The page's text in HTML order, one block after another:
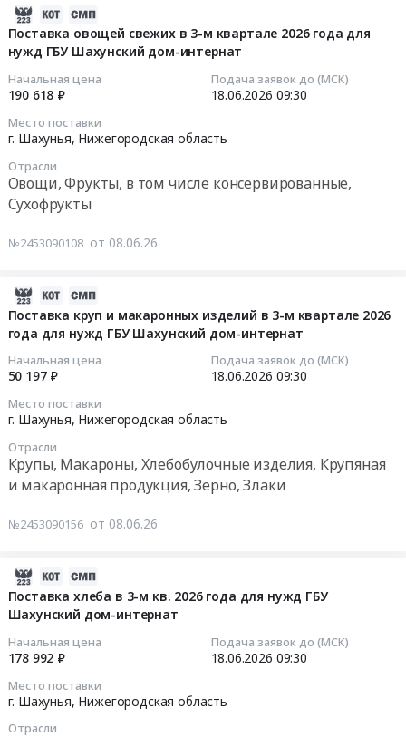
Поставка овощей свежих в 3-м квартале 2026 года для
нужд ГБУ Шахунский дом-интернат
Начальная цена
190 618 ₽
Подача заявок до (МСК)
18.06.2026 09:30
Место поставки
г. Шахунья, Нижегородская область
Отрасли
Овощи, Фрукты, в том числе консервированные,
Сухофрукты
№2453090108 от 08.06.26
Поставка круп и макаронных изделий в 3-м квартале 2026
года для нужд ГБУ Шахунский дом-интернат
Начальная цена
50 197 ₽
Подача заявок до (МСК)
18.06.2026 09:30
Место поставки
г. Шахунья, Нижегородская область
Отрасли
Крупы, Макароны, Хлебобулочные изделия, Крупяная
и макаронная продукция, Зерно, Злаки
№2453090156 от 08.06.26
Поставка хлеба в 3-м кв. 2026 года для нужд ГБУ
Шахунский дом-интернат
Начальная цена
178 992 ₽
Подача заявок до (МСК)
18.06.2026 09:30
Место поставки
г. Шахунья, Нижегородская область
Отрасли